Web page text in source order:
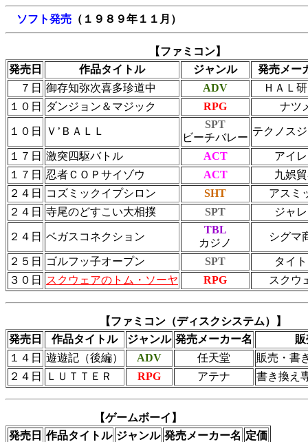
ソフト発売 （１９８９年１１月）
【ファミコン】
発売日
作品タイトル ジャンル
発売メー
７日 御存知弥次喜多珍道中 ADV
ＨＡＬ
１０日
ダンジョン＆マジック RPG ナツ
１０日 Ｖ’ＢＡＬＬ
SPT
ビーチバレー
テクノス
１７日 激突四駆バトル ACT
アイ
１７日
忍者ＣＯＰサイゾウ ACT
九娯
２４日
コズミックイプシロン SHT
アスミ
２４日 寺尾のどすこい大相撲 SPT ジャ
２４日 ベガスコネクション
TBL
カジノ
シグマ
２５日 ゴルフッ子オープン SPT
タイ
３０日
スクウェアのトム・ソーヤ RPG スクウ
【ファミコン（ディスクシステム）】
発売日
作品タイトル ジャンル 発売メーカー名
１４日 遊遊記（後編） ADV 任天堂
販売・書
２４日
ＬＵＴＴＥＲ RPG アテナ 書き換え
【ゲームボーイ】
発売日 作品タイトル ジャンル 発売メーカー名 定価